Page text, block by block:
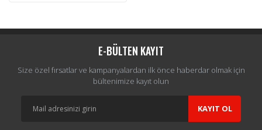
E-BÜLTEN KAYIT
Size özel fırsatlar ve kampanyalardan ilk önce haberdar olmak için
bültenimize kayıt olun
KAYIT OL